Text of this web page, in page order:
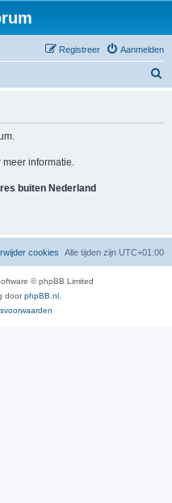
Aanmelden
Registreer
meer informatie.
buiten Nederland
Alle tijden zijn UTC+01:00
cookies
© phpBB Limited
doorphpBB.nl